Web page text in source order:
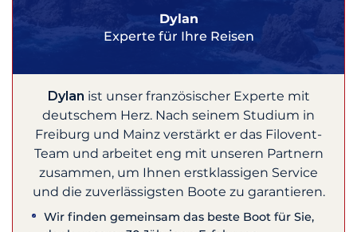
Dylan
Experte für Ihre Reisen
Dylan ist unser französischer Experte mit
deutschem Herz. Nach seinem Studium in
Freiburg und Mainz verstärkt er das Filovent-
Team und arbeitet eng mit unseren Partnern
zusammen, um Ihnen erstklassigen Service
und die zuverlässigsten Boote zu garantieren.
Wir finden gemeinsam das beste Boot für Sie,